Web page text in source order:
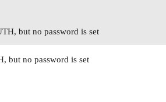
= 0
but no password is set
but no password is set